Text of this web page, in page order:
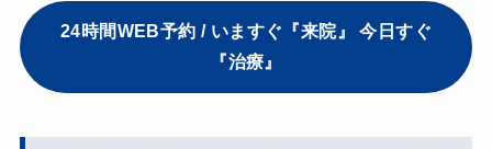
24時間WEB予約 / いますぐ『来院』 今日すぐ
『治療』